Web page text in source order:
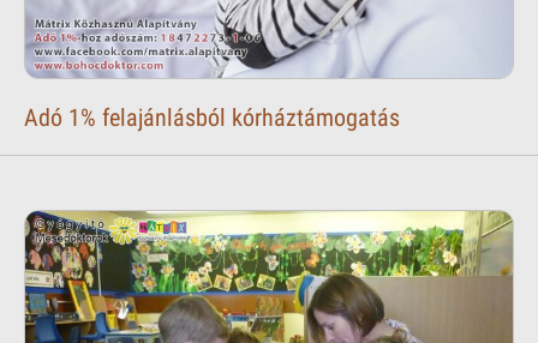
Adó 1% felajánlásból kórháztámogatás